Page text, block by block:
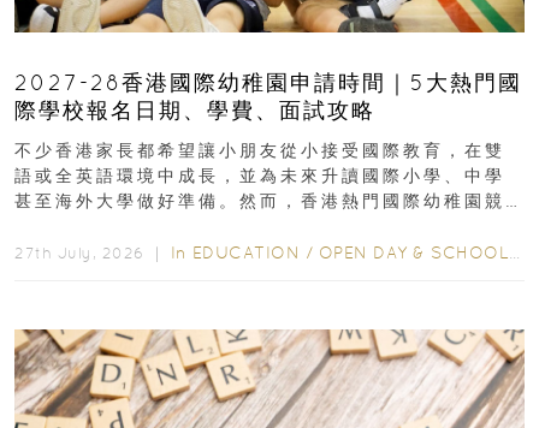
2027-28香港國際幼稚園申請時間｜5大熱門國
際學校報名日期、學費、面試攻略
不少香港家長都希望讓小朋友從小接受國際教育，在雙
語或全英語環境中成長，並為未來升讀國際小學、中學
甚至海外大學做好準備。然而，香港熱門國際幼稚園競
27th July, 2026 ｜ In EDUCATION / OPEN DAY & SCHOOL EVENTS